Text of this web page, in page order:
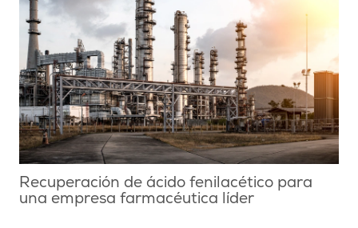
Recuperación de ácido fenilacético para
una empresa farmacéutica líder